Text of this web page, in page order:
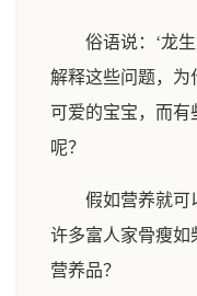
俗语说：‘龙
解释这些问题，为
可爱的宝宝，而有
呢？
假如营养就可
许多富人家骨瘦如
营养品？